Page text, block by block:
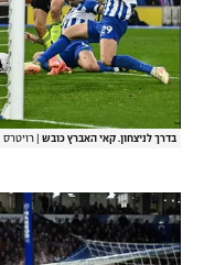
בדרך לניצחון. קאי האברץ כובש רויטרס